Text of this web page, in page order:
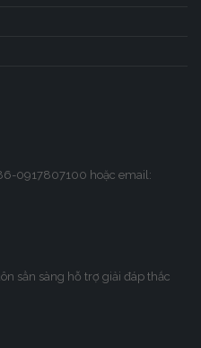
0917807100 hoặc email:
sẳn sàng hỗ trợ giải đáp thắc